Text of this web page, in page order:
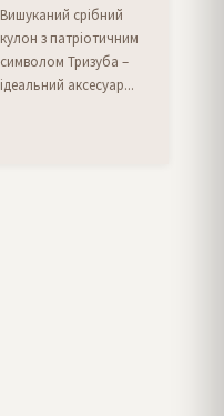
Вишуканий срібний
кулон з патріотичним
символом Тризуба –
ідеальний аксесуар...